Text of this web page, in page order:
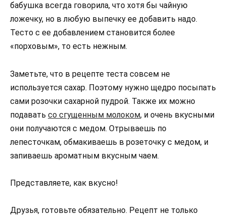
бабушка всегда говорила, что хотя бы чайную
ложечку, но в любую выпечку ее добавить надо.
Тесто с ее добавлением становится более
«порховым», то есть нежным.
Заметьте, что в рецепте теста совсем не
используется сахар. Поэтому нужно щедро посыпать
сами розочки сахарной пудрой. Также их можно
подавать со сгущенным молоком, и очень вкусными
они получаются с медом. Отрываешь по
лепесточкам, обмакиваешь в розеточку с медом, и
запиваешь ароматным вкусным чаем.
Представляете, как вкусно!
Друзья, готовьте обязательно. Рецепт не только